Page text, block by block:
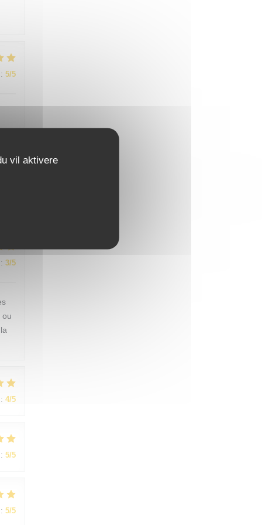
vil aktivere
5/5
3/5
ou
4/5
5/5
5/5